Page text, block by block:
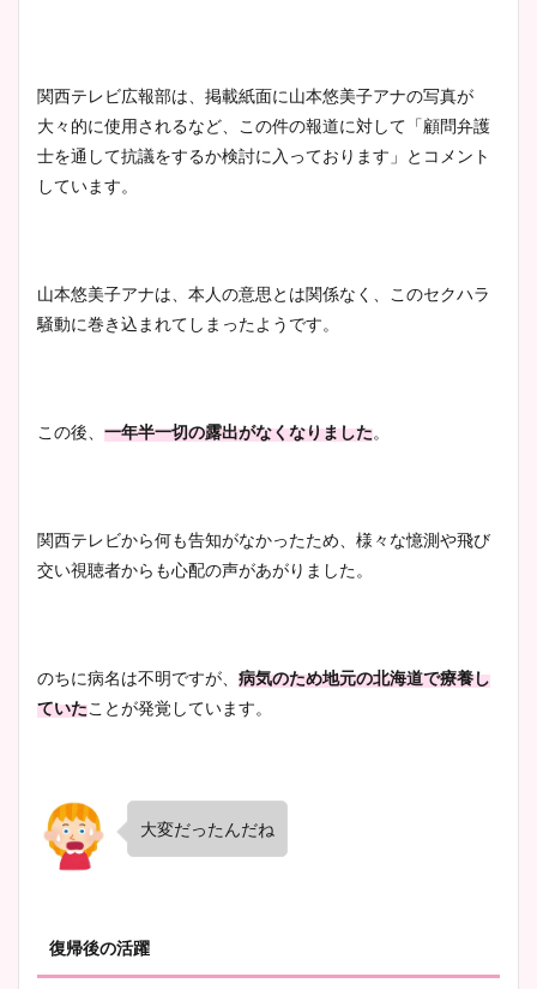
関西テレビ広報部は、掲載紙面に山本悠美子アナの写真が
大々的に使用されるなど、この件の報道に対して「顧問弁護
士を通して抗議をするか検討に入っております」とコメント
しています。
山本悠美子アナは、本人の意思とは関係なく、このセクハラ
騒動に巻き込まれてしまったようです。
この後、 一年半一切の露出がなくなりました。
関西テレビから何も告知がなかったため、様々な憶測や飛び
交い視聴者からも心配の声があがりました。
のちに病名は不明ですが、 病気のため地元の北海道で療養し
ていたことが発覚しています。
大変だったんだね
復帰後の活躍